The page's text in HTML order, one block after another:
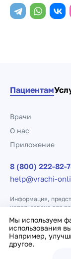
Мы используем
использования
Например,
другое.
Пациентам
Врачи
О нас
Приложение
8 (800) 222-82-
help@vrachi-
Информация,
использована для
заменяет прием
Политика